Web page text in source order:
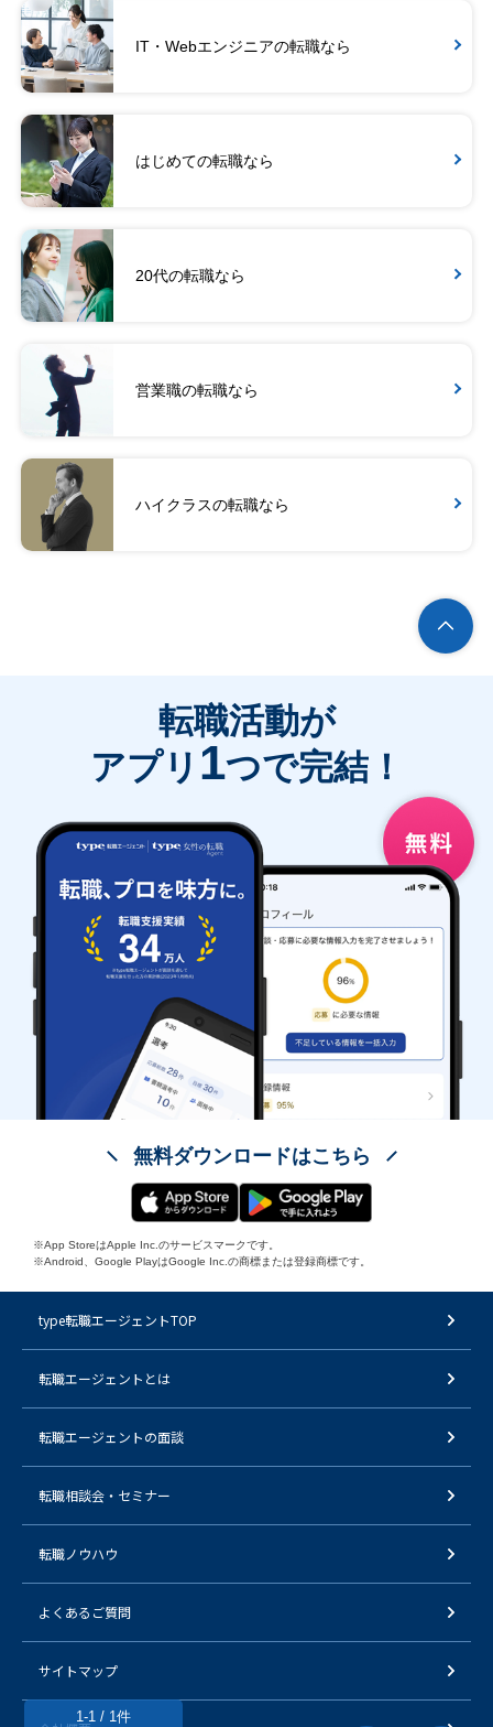
IT・Webエンジニアの転職なら
はじめての転職なら
20代の転職なら
営業職の転職なら
ハイクラスの転職なら
1-1 / 1件
転職活動が
アプリ 1つで完結！
無料ダウンロードはこちら
※App StoreはApple Inc.のサービスマークです。
※Android、Google PlayはGoogle Inc.の商標または登録商標です。
type転職エージェントTOP
転職エージェントとは
転職エージェントの面談
転職相談会・セミナー
転職ノウハウ
よくあるご質問
サイトマップ